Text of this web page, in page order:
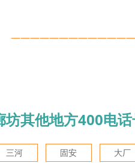
坊其他地方400电
三河 固安 大厂